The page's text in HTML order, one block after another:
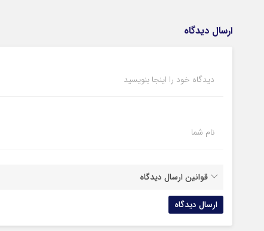
ارسال دیدگاه
دیدگاه خود را اینجا بنویسید
نام شما
قوانین ارسال دیدگاه